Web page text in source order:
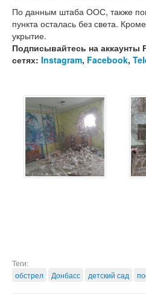
По данным штаба ООС, также
пункта осталась без света.
укрытие.
Подписывайтесь на аккаунты
сетях: Instagram, Facebook,
Теги:
обстрел
Донбасс детский сад